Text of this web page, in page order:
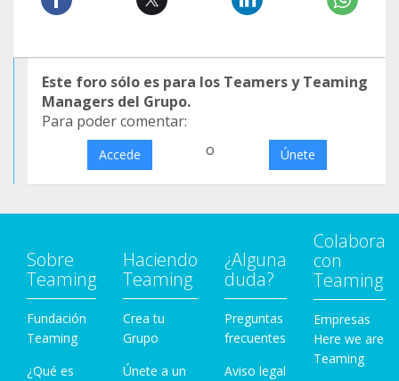
Este foro sólo es para los Teamers y Teaming
Managers del Grupo.
Para poder comentar:
Accede o Únete
Sobre
Teaming
Fundación
Teaming
¿Qué es
Haciendo
Teaming
Crea tu
Grupo
Únete a un
¿Alguna
duda?
Preguntas
frecuentes
Aviso legal
Colabora
con
Teaming
Empresas
Here we are
Teaming